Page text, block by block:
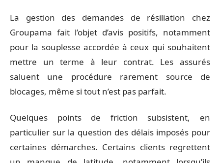
La gestion des demandes de résiliation chez
Groupama fait l’objet d’avis positifs, notamment
pour la souplesse accordée à ceux qui souhaitent
mettre un terme à leur contrat. Les assurés
saluent une procédure rarement source de
blocages, même si tout n’est pas parfait.
Quelques points de friction subsistent, en
particulier sur la question des délais imposés pour
certaines démarches. Certains clients regrettent